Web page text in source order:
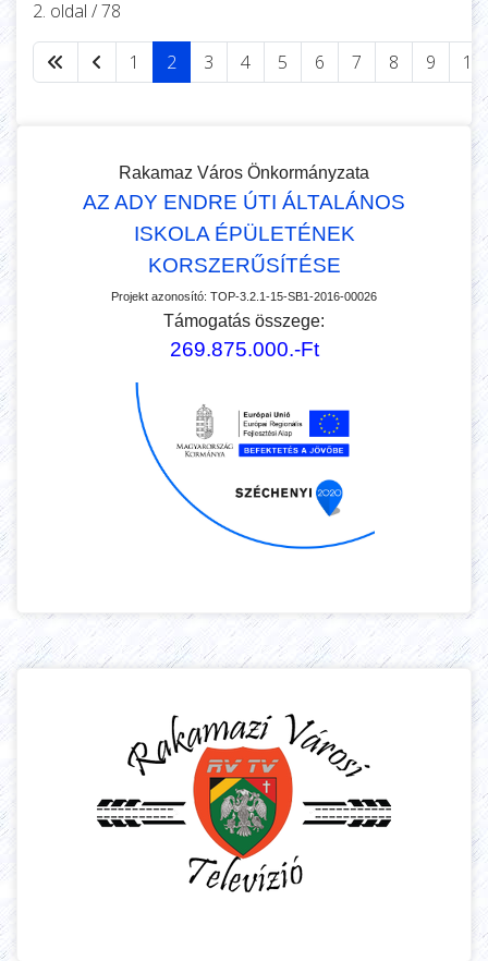
2. oldal / 78
1 2 3 4 5 6 7 8 9 10
Rakamaz Város Önkormányzata
AZ ADY ENDRE ÚTI ÁLTALÁNOS
ISKOLA ÉPÜLETÉNEK
KORSZERŰSÍTÉSE
Projekt azonosító: TOP-3.2.1-15-SB1-2016-00026
Támogatás összege:
269.875.000.-Ft